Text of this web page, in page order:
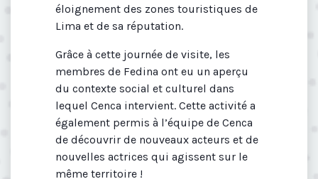
éloignement des zones touristiques de
Lima et de sa réputation.
Grâce à cette journée de visite, les
membres de Fedina ont eu un aperçu
du contexte social et culturel dans
lequel Cenca intervient. Cette activité a
également permis à l’équipe de Cenca
de découvrir de nouveaux acteurs et de
nouvelles actrices qui agissent sur le
même territoire !